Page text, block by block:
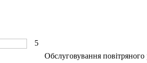
5
Обслуговування